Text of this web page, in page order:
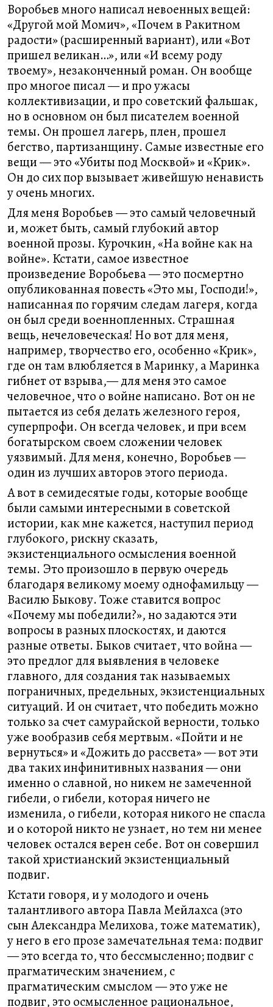
Воробьев много написал невоенных вещей:
«Другой мой Момич», «Почем в Ракитном
радости» (расширенный вариант), или «Вот
пришел великан…», или «И всему роду
твоему», незаконченный роман. Он вообще
про многое писал — и про ужасы
коллективизации, и про советский фальшак,
но в основном он был писателем военной
темы. Он прошел лагерь, плен, прошел
бегство, партизанщину. Самые известные его
вещи — это «Убиты под Москвой» и «Крик».
Он до сих пор вызывает живейшую ненависть
у очень многих.
Для меня Воробьев — это самый человечный
и, может быть, самый глубокий автор
военной прозы. Курочкин, «На войне как на
войне». Кстати, самое известное
произведение Воробьева — это посмертно
опубликованная повесть «Это мы, Господи!»,
написанная по горячим следам лагеря, когда
он был среди военнопленных. Страшная
вещь, нечеловеческая! Но вот для меня,
например, творчество его, особенно «Крик»,
где он там влюбляется в Маринку, а Маринка
гибнет от взрыва,— для меня это самое
человечное, что о войне написано. Вот он не
пытается из себя делать железного героя,
суперпрофи. Он всегда человек, и при всем
богатырском своем сложении человек
уязвимый. Для меня, конечно, Воробьев —
один из лучших авторов этого периода.
А вот в семидесятые годы, которые вообще
были самыми интересными в советской
истории, как мне кажется, наступил период
глубокого, рискну сказать,
экзистенциального осмысления военной
темы. Это произошло в первую очередь
благодаря великому моему однофамильцу —
Василю Быкову. Тоже ставится вопрос
«Почему мы победили?», но задаются эти
вопросы в разных плоскостях, и даются
разные ответы. Быков считает, что война —
это предлог для выявления в человеке
главного, для создания так называемых
пограничных, предельных, экзистенциальных
ситуаций. И он считает, что победить можно
только за счет самурайской верности, только
уже вообразив себя мертвым. «Пойти и не
вернуться» и «Дожить до рассвета» — вот эти
два таких инфинитивных названия — они
именно о славной, но никем не замеченной
гибели, о гибели, которая ничего не
изменила, о гибели, которая никого не спасла
и о которой никто не узнает, но тем ни менее
человек остался верен себе. Вот он совершил
такой христианский экзистенциальный
подвиг.
Кстати говоря, и у молодого и очень
талантливого автора Павла Мейлахса (это
сын Александра Мелихова, тоже математик),
у него в его прозе замечательная тема: подвиг
— это всегда то, что бессмысленно; подвиг с
прагматическим значением, с
прагматическим смыслом — это уже не
подвиг, это осмысленное рациональное,